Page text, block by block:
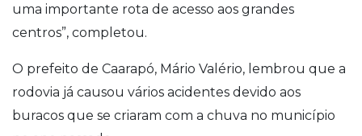
uma importante rota de acesso aos grandes
centros”, completou.
O prefeito de Caarapó, Mário Valério, lembrou que a
rodovia já causou vários acidentes devido aos
buracos que se criaram com a chuva no município